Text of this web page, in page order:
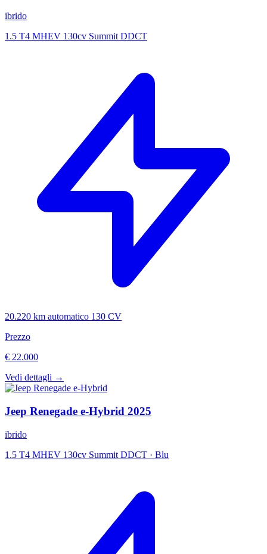
ibrido
1.5 T4 MHEV 130cv Summit DDCT
20.220 km automatico 130 CV
Prezzo
€ 22.000
Vedi dettagli →
Jeep Renegade e-Hybrid 2025
ibrido
1.5 T4 MHEV 130cv Summit DDCT · Blu